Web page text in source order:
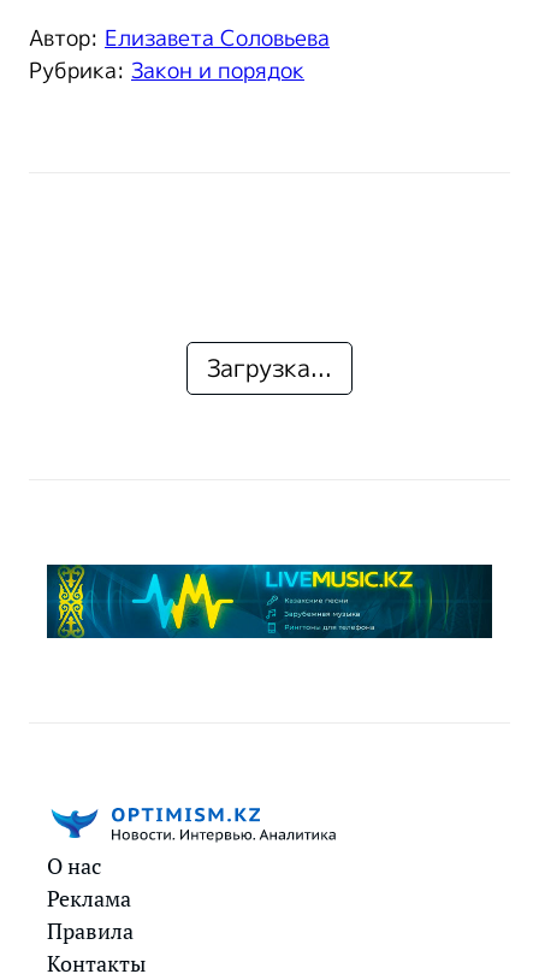
Автор: Елизавета Соловьева
Рубрика: Закон и порядок
Загрузка...
О нас
Реклама
Правила
Контакты